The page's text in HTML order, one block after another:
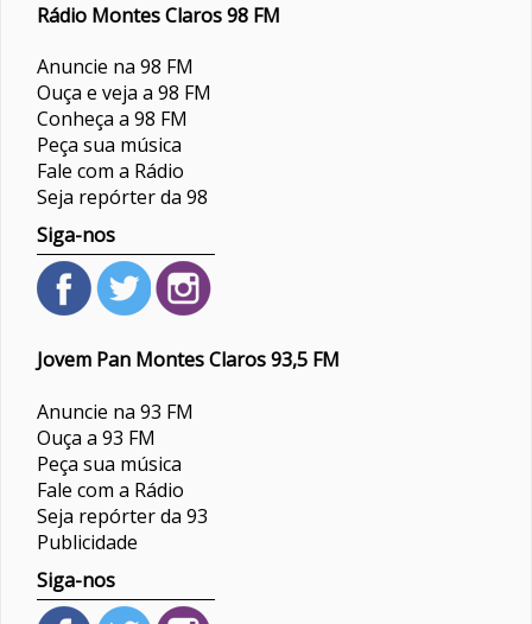
Rádio Montes Claros 98 FM
Anuncie na 98 FM
Ouça e veja a 98 FM
Conheça a 98 FM
Peça sua música
Fale com a Rádio
Seja repórter da 98
Siga-nos
Jovem Pan Montes Claros 93,5 FM
Anuncie na 93 FM
Ouça a 93 FM
Peça sua música
Fale com a Rádio
Seja repórter da 93
Publicidade
Siga-nos